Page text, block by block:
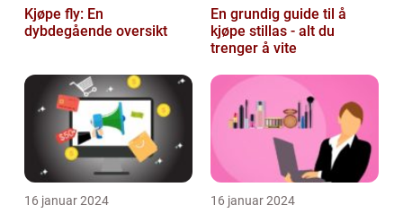
Kjøpe fly: En
dybdegående oversikt
En grundig guide til å
kjøpe stillas - alt du
trenger å vite
16 januar 2024 16 januar 2024